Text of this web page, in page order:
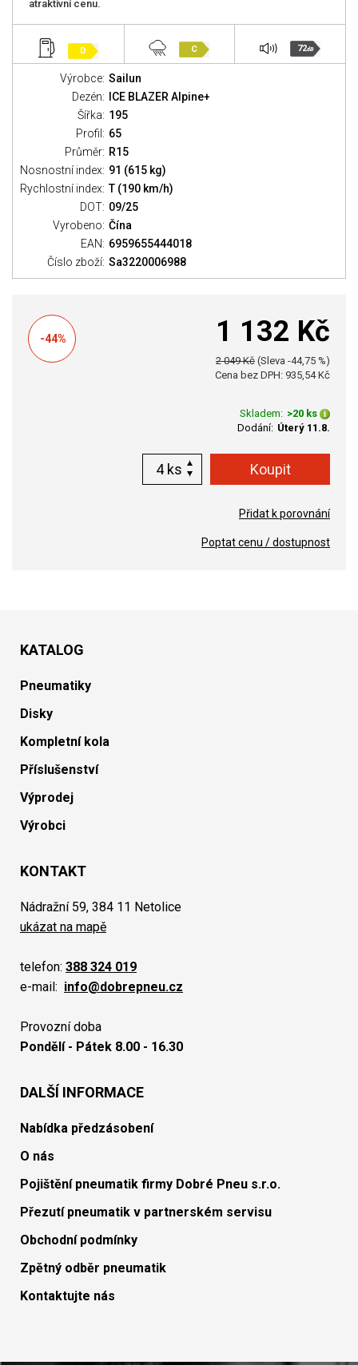
atraktivní cenu.
D C 72dB
Výrobce: Sailun
Dezén:
ICE BLAZER Alpine+
Šířka: 195
Profil: 65
Průměr: R15
Nosnostní index: 91 (615 kg)
Rychlostní index: T (190 km/h)
DOT: 09/25
Vyrobeno: Čína
EAN: 6959655444018
Číslo zboží: Sa3220006988
-44% 1 132 Kč
2 049 Kč (Sleva -44,75 %)
Cena bez DPH: 935,54 Kč
Skladem: >20 ks
Dodání: Úterý 11.8.
ks
Přidat k porovnání
Poptat cenu / dostupnost
KATALOG
Pneumatiky
Disky
Kompletní kola
Příslušenství
Výprodej
Výrobci
KONTAKT
Nádražní 59, 384 11 Netolice
ukázat na mapě
telefon: 388 324 019
e-mail: info@dobrepneu.cz
Provozní doba
Pondělí - Pátek 8.00 - 16.30
DALŠÍ INFORMACE
Nabídka předzásobení
O nás
Pojištění pneumatik firmy Dobré Pneu s.r.o.
Přezutí pneumatik v partnerském servisu
Obchodní podmínky
Zpětný odběr pneumatik
Kontaktujte nás